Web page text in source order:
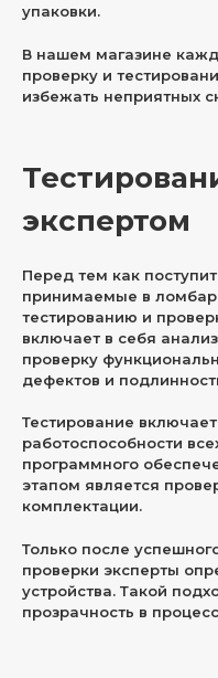
упаковки.
В нашем магазине
проверку и
избежать неприятных
экспертом
Перед тем как
принимаемые в
тестированию и
включает в себя
проверку
дефектов и
Тестирование
работоспособности
программного
этапом является
комплектации.
Только после
проверки эксперты
устройства. Такой
прозрачность в